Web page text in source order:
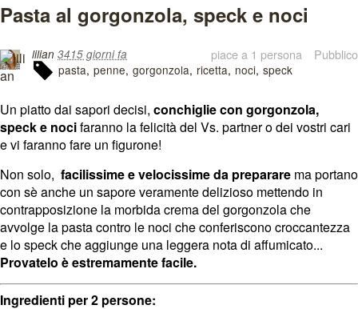
Pasta al gorgonzola, speck e noci
Pubblico
piace a 1 persona
lilian 3415 giorni fa
pasta penne gorgonzola ricetta noci speck
Un piatto dai sapori decisi, conchiglie con gorgonzola,
speck e nocifaranno la felicità del Vs. partner o dei vostri cari
e vi faranno fare un figurone!
Non solo, facilissime e velocissime da preparare ma portano
con sè anche un sapore veramente delizioso mettendo in
contrapposizione la morbida crema del gorgonzola che
avvolge la pasta contro le noci che conferiscono croccantezza
e lo speck che aggiunge una leggera nota di affumicato...
Provatelo è estremamente facile.
Ingredienti per 2 persone: